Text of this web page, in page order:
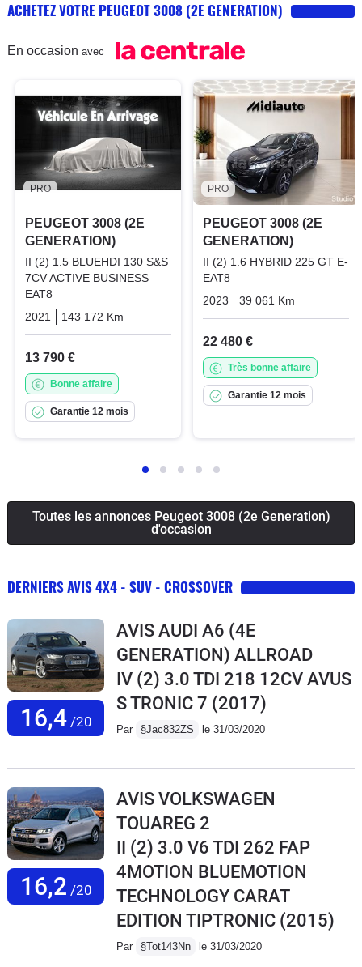
ACHETEZ VOTRE PEUGEOT 3008 (2E GENERATION)
En occasion avec
PRO
PEUGEOT 3008 (2E
GENERATION)
II (2) 1.5 BLUEHDI 130 S&S
7CV ACTIVE BUSINESS
EAT8
2021
143 172 Km Diesel
13 790 €
Bonne affaire
Garantie 12 mois
PRO
PEUGEOT 3008 (2E
GENERATION)
II (2) 1.6 HYBRID 225 GT E-
EAT8
2023
39 061 Km
22 480 €
Très bonne affaire
Garantie 12 mois
Toutes les annonces Peugeot 3008 (2e Generation)
d'occasion
DERNIERS AVIS 4X4 - SUV - CROSSOVER
16,4/20
AVIS AUDI A6 (4E
GENERATION) ALLROAD
IV (2) 3.0 TDI 218 12CV AVUS
S TRONIC 7 (2017)
Par §Jac832ZS le 31/03/2020
16,2 /20
AVIS VOLKSWAGEN
TOUAREG 2
II (2) 3.0 V6 TDI 262 FAP
4MOTION BLUEMOTION
TECHNOLOGY CARAT
EDITION TIPTRONIC (2015)
Par §Tot143Nn le 31/03/2020